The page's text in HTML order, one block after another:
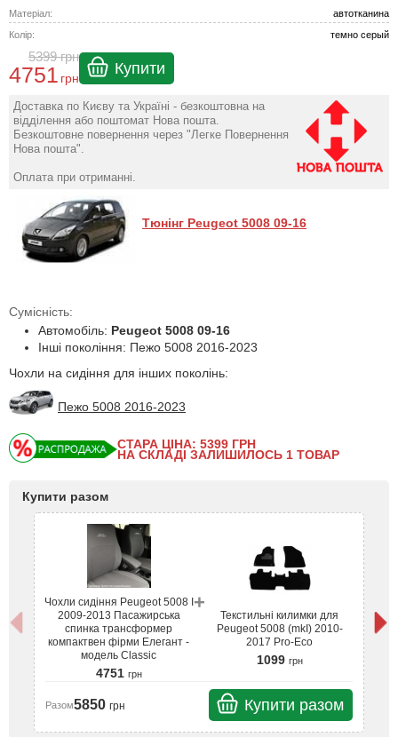
Матеріал:
автотканина
Колір:
темно серый
5399грн
4751 грн
Купити
Доставка по Києву та Україні - безкоштовна на
відділення або поштомат Нова пошта.
Безкоштовне повернення через "Легке Повернення
Нова пошта".
Оплата при отриманні.
Тюнінг Peugeot 5008 09-16
Сумісність:
Автомобіль: Peugeot 5008 09-16
Інші покоління: Пежо 5008 2016-2023
Чохли на сидіння для інших поколінь:
Пежо 5008 2016-2023
СТАРА ЦІНА: 5399 ГРН
НА СКЛАДІ ЗАЛИШИЛОСЬ 1 ТОВАР
Купити разом
Чохли сидіння Peugeot 5008 I
2009-2013 Пасажирська
спинка трансформер
компактвен фірми Елегант -
модель Classic
4751 грн
+
Текстильні килимки для
Peugeot 5008 (mkI) 2010-
2017 Pro-Eco
1099 грн
Разом5850 грн Купити разом